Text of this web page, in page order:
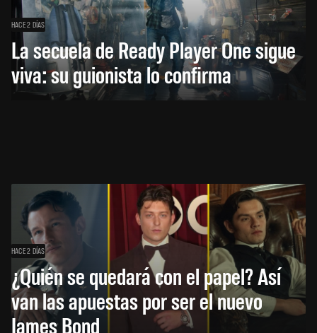
HACE 2 DÍAS
La secuela de Ready Player One sigue
viva: su guionista lo confirma
HACE 2 DÍAS
¿Quién se quedará con el papel? Así
van las apuestas por ser el nuevo
James Bond